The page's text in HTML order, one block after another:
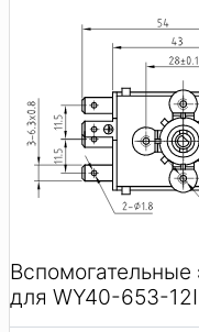
для WY40-653-12I